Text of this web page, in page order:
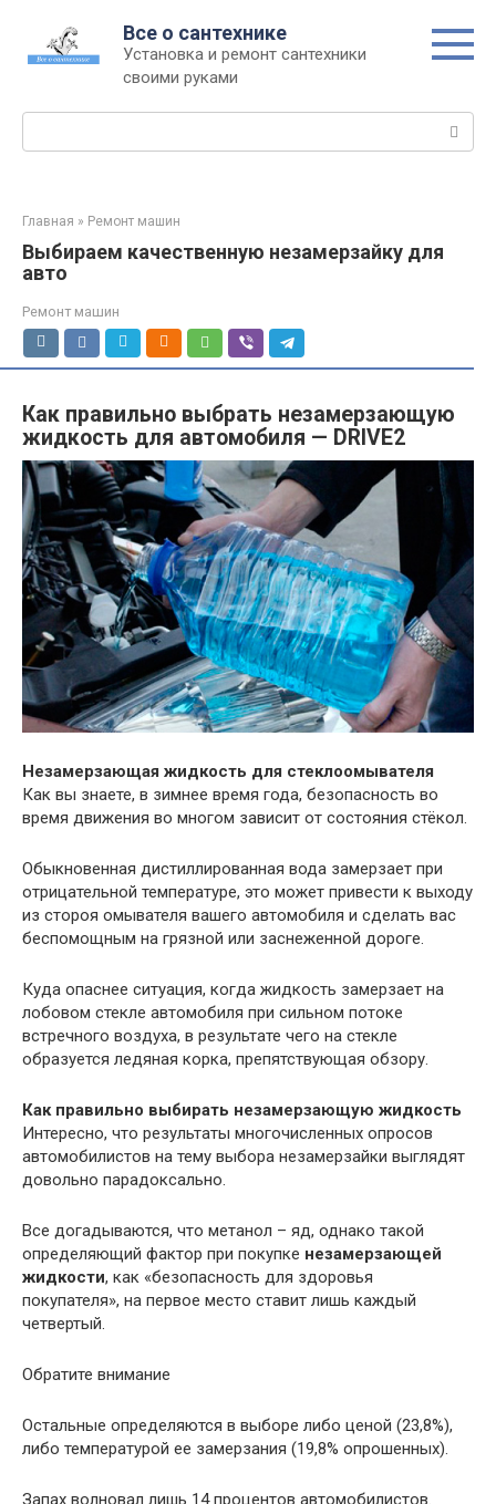
контенту
Все о сантехнике
Установка и ремонт сантехники
своими руками
Главная » Ремонт машин
Выбираем качественную незамерзайку для
авто
Ремонт машин
Как правильно выбрать незамерзающую
жидкость для автомобиля — DRIVE2
Незамерзающая жидкость для стеклоомывателя
Как вы знаете, в зимнее время года, безопасность во
время движения во многом зависит от состояния стёкол.
Обыкновенная дистиллированная вода замерзает при
отрицательной температуре, это может привести к выходу
из стороя омывателя вашего автомобиля и сделать вас
беспомощным на грязной или заснеженной дороге.
Куда опаснее ситуация, когда жидкость замерзает на
лобовом стекле автомобиля при сильном потоке
встречного воздуха, в результате чего на стекле
образуется ледяная корка, препятствующая обзору.
Как правильно выбирать незамерзающую жидкость
Интересно, что результаты многочисленных опросов
автомобилистов на тему выбора незамерзайки выглядят
довольно парадоксально.
Все догадываются, что метанол – яд, однако такой
определяющий фактор при покупке незамерзающей
жидкости, как «безопасность для здоровья
покупателя», на первое место ставит лишь каждый
четвертый.
Обратите внимание
Остальные определяются в выборе либо ценой (23,8%),
либо температурой ее замерзания (19,8% опрошенных).
Запах волновал лишь 14 процентов автомобилистов.